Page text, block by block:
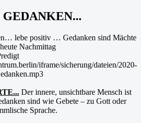
GEDANKEN...
lebe positiv … Gedanken sind Mächte
Nachmittag
iframe/sicherung/dateien/2020-
Der innere, unsichtbare Mensch ist
sind wie Gebete – zu Gott oder
Sprache.